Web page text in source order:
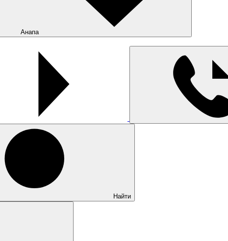
Анапа
Найти